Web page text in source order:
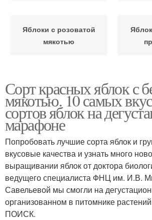
Яблоки с розоватой
мякотью
мякотью
Яблоко с красными
Яблоко с красной
Сорт красных яблок с
мякотью. 10 самых
сортов яблок на
марафоне
Попробовать лучшие сорта яблок и
вкусовые качества и узнать много
выращивании яблок от доктора
ведущего специалиста ФНЦ им. И.В.
Савельевой мы смогли на
организованном в питомнике
ПОИСК.